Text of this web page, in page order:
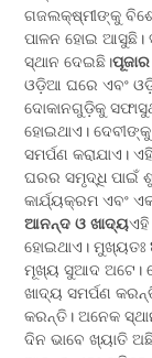
ଗଜଲକ୍ଷ୍ମୀଙ୍କୁ
ପାଳନ ହୋଇ ଆସୁଛି।
ସ୍ଥାନ ଦେଇଛି।
ଓଡ଼ିଆ ଘରେ ଏବଂ
ଦୋକାନଗୁଡ଼ିକୁ
ହୋଇଥାଏ।
ସମର୍ପଣ କରାଯାଏ।
ଘରର ସମୃଦ୍ଧି ପାଇଁ
କାର୍ଯ୍ୟକ୍ରମ ଏବଂ
ଆନନ୍ଦ ଓ ଖାଦ୍ୟଏହି
ହୋଇଥାଏ। ମୁଖ୍ୟତଃ
ମୂଖ୍ୟ ସୁଆଦ ଅଟେ।
ଖାଦ୍ୟ ସମର୍ପଣ
କରନ୍ତି। ଅନେକ
ଦିନ ଭାବେ ଖ୍ୟାତି